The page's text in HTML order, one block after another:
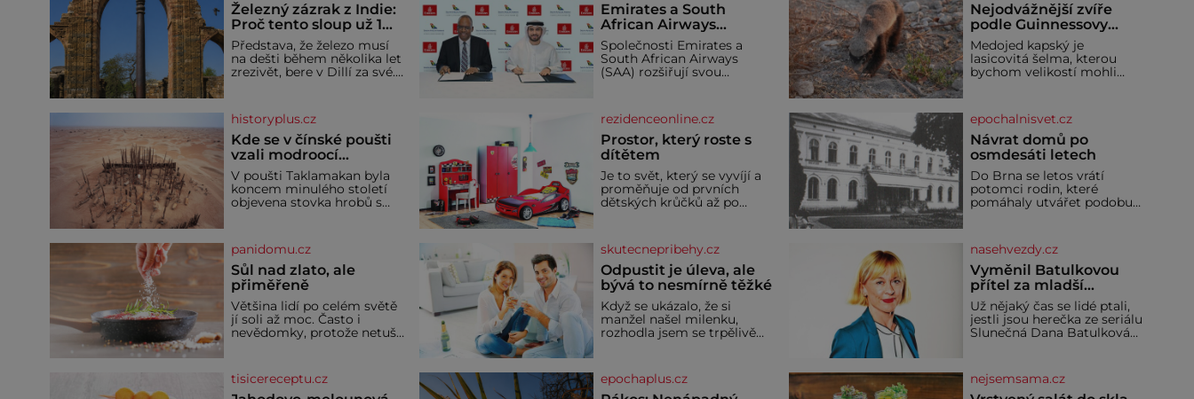
Železný zázrak z Indie:
Proč tento sloup už 1
600 let nezná rez?
Představa, že železo musí
na dešti během několika let
zrezivět, bere v Dillí za své.
vysoký železný sloup, který
už přibližně 1 600 let
odolává počasí
Emirates a South
African Airways
rozšiřují partnerství.
Cestujícím nově
zpřístupní dalších
Společnosti Emirates a
South African Airways
(SAA) rozšiřují svou
dohoda zpřístupní
cestujícím devět dalších
destinací v jižní a střední
Africe a u
Nejodvážnější zvíře
podle Guinnessovy
knihy rekordů?
Šelmička s pruhem na
hřbetě!
Medojed kapský je
lasicovitá šelma, kterou
bychom velikostí mohli
nebojácná, ostatně bývá
označována za
nejodvážnější zvíře vůbec. V
této souvislosti je dokonc
historyplus.cz
Kde se v čínské poušti
vzali modroocí
blonďáci?
V poušti Taklamakan byla
koncem minulého století
objevena stovka hrobů s
byli pohřbeni s úctou a
četnými milodary. Asi
nejvíc přitom vědce zaujal
hrob tříměsíčního
chlapečka s modrou
filcovou čapkou, z níž se
draly blonďaté vlásky. Fakt,
že jsou těla dávných lidí
klimatickým podmínkám.
Sucho, prosolené písky a
rezidenceonline.cz
Prostor, který roste s
dítětem
Je to svět, který se vyvíjí a
proměňuje od prvních
dětských krůčků až po
bezpečí, kreativitu,
soustředění i odpočinek a
reaguje na každou etapu
života a specifické potřeby
dítěte. Pro nejmenší je
klíčová jednoduchost,
měkkost a bezpečí, proto
by pokoj miminka měl
epochalnisvet.cz
Návrat domů po
osmdesáti letech
Do Brna se letos vrátí
potomci rodin, které
pomáhaly utvářet podobu
světová válka. Příběhy rodů
Placzek, Löw-Beer,
Fuhrmann, Kohn a Stiassni
se stanou jednou z hlavních
dramaturgických linií
festivalu židovské kultury
ŠTETL FEST 2026. Některé
návraty nejsou jednoduché.
vyprávění, už dávno
panidomu.cz
Sůl nad zlato, ale
přiměřeně
Většina lidí po celém světě
jí soli až moc. Často i
nevědomky, protože netuší,
vyráběných potravinách,
dokonce i těch sladkých.
skutecnepribehy.cz
Odpustit je úleva, ale
bývá to nesmírně těžké
Když se ukázalo, že si
manžel našel milenku,
rozhodla jsem se trpělivě
rodině. Možná je to jedna z
nejtěžších věcí na světě. Ale
nasehvezdy.cz
Vyměnil Batulkovou
přítel za mladší
exemplář?
Už nějaký čas se lidé ptali,
jestli jsou herečka ze seriálu
Slunečná Dana Batulková
vůbec spolu. Herečka od
sebe přítele od samého
tisicereceptu.cz epochaplus.cz nejsemsama.cz